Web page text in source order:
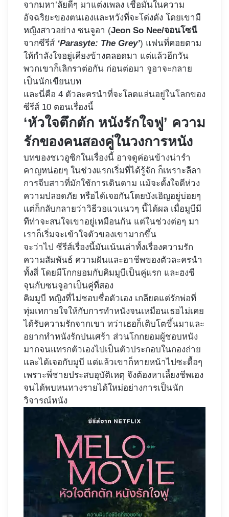
จากมหา’ลัยดีๆ มาแต่งเพลง เชื่อมั่นในความ
อัจฉริยะของตนเองและหวังที่จะโด่งดัง โดยเขามี
หญิงสาวอย่าง ซนจูอา (Jeon So Nee/จอนโซนี
จากซีรีส์ ‘Parasyte: The Grey’) แฟนที่คอยตาม
ให้กำลังใจอยู่เคียงข้างตลอดมา แต่แล้วอีกวัน
พวกเขาก็เลิกราต่อกัน ก่อนต่อมา จูอาจะกลาย
เป็นนักเขียนบท
และนี่คือ 4 ตัวละครนำที่จะโลดแล่นอยู่ในโลกของ
ซีรีส์ 10 ตอนเรื่องนี้
‘หัวใจตึกตัก หนังรักใจฟู’ ความ
รักของคนสองคู่ในวงการหนัง
บทของชเวอูซิกในเรื่องนี้ อาจดูค่อนข้างน่ารำ
คาญหน่อยๆ ในช่วงแรกเริ่มที่ได้รู้จัก ก็เพราะลีลา
การจีบสาวที่มักใช้การเดินตาม แม้จะตั้งใจดีห่วง
ความปลอดภัย หรือได้เจอกันโดยบังเอิญอยู่บ่อยๆ
แต่ก็กลับกลายว่าวิธีวอแวแนวๆ นี้ได้ผล เมื่อมูบีมี
ทีท่าจะสนใจเขาอยู่เหมือนกัน แต่ในช่วงต่อๆ มา
เราก็เริ่มจะเข้าใจตัวของเขามากขึ้น
จะว่าไป ซีรีส์เรื่องนี้มันเน้นเล่าทั้งเรื่องความรัก
ความสัมพันธ์ ความฝันและอาชีพของตัวละครนำ
ทั้งสี่ โดยมีโกกยอมกับคิมมูบีเป็นคู่แรก และฮงชี
จุนกับซนจูอาเป็นคู่ที่สอง
คิมมูบี หญิงที่ไม่ชอบชื่อตัวเอง เกลียดแต่รักพ่อที่
ทุ่มเทกายใจให้กับการทำหนังจนเหมือนเธอไม่เคย
ได้รับความรักจากเขา ทว่าเธอก็เติบโตขึ้นมาและ
อยากทำหนังรักปนเศร้า ส่วนโกกยอมผู้ชอบหนัง
มากจนแทรกตัวเองไปเป็นตัวประกอบในกองถ่าย
และได้เจอกับมูบี แต่แล้วเขาก็หายหน้าไปซะดื้อๆ
เพราะพี่ชายประสบอุบัติเหตุ จึงต้องหาเลี้ยงชีพเอง
จนได้พบหนทางรายได้ใหม่อย่างการเป็นนัก
วิจารณ์หนัง